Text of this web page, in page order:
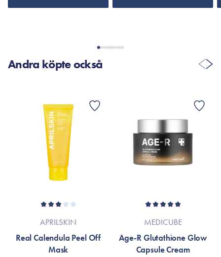
Andra köpte också
APRILSKIN
Real Calendula Peel Off
Mask
MEDICUBE
Age-R Glutathione Glow
Capsule Cream